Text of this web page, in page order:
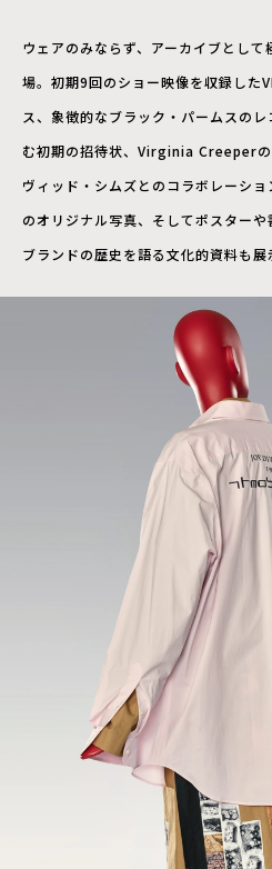
ウェアのみならず、アーカイブとし
場。初期9回のショー映像を収録した
ス、象徴的なブラック・パームスの
む初期の招待状、Virginia Creeperの
ヴィッド・シムズとのコラボレーシ
のオリジナル写真、そしてポスターや
ブランドの歴史を語る文化的資料も展